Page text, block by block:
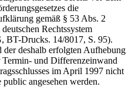
die
gemäß § 53 Abs. 2
Rechtssystem
BT-Drucks. 14/8017, S. 95).
deshalb erfolgten Aufhebung
und Differenzeinwand
im April 1997 nicht
angesehen werden.